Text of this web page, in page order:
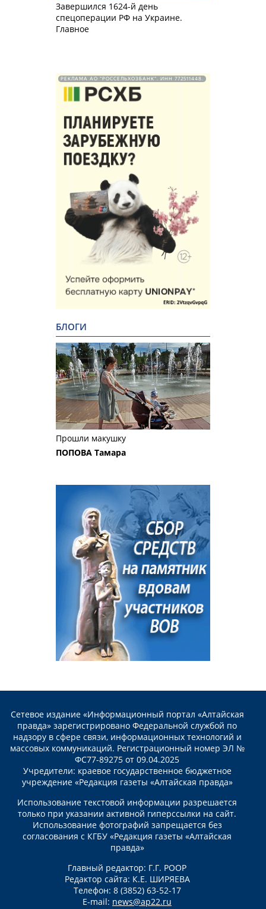
Завершился 1624-й день
спецоперации РФ на Украине.
Главное
РЕКЛАМА АО "РОССЕЛЬХОЗБАНК". ИНН 772511448.
БЛОГИ
Прошли макушку
ПОПОВА Тамара
Сетевое издание «Информационный портал «Алтайская
правда» зарегистрировано Федеральной службой по
надзору в сфере связи, информационных технологий и
массовых коммуникаций. Регистрационный номер ЭЛ №
ФС77-89275 от 09.04.2025
Учредители: краевое государственное бюджетное
учреждение «Редакция газеты «Алтайская правда»
Использование текстовой информации разрешается
только при указании активной гиперссылки на сайт.
Использование фотографий запрещается без
согласования с КГБУ «Редакция газеты «Алтайская
правда»
Главный редактор: Г.Г. РООР
Редактор сайта: К.Е. ШИРЯЕВА
Телефон: 8 (3852) 63-52-17
E-mail: news@ap22.ru